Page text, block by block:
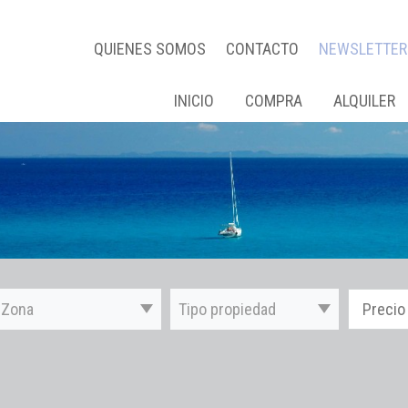
QUIENES SOMOS CONTACTO NEWSLETTER
INICIO COMPRA ALQUILER
Zona Tipo propiedad